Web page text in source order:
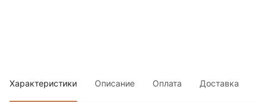
Характеристики Описание Оплата Доставка